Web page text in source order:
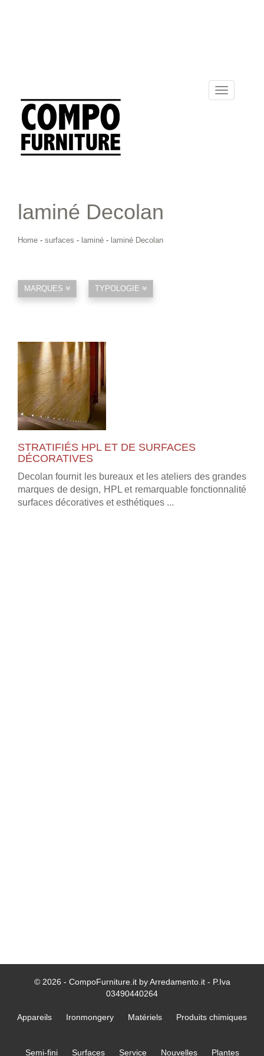
Toggle
navigation
laminé Decolan
Home - surfaces - laminé - laminé Decolan
MARQUES TYPOLOGIE
STRATIFIÉS HPL ET DE SURFACES
DÉCORATIVES
Decolan fournit les bureaux et les ateliers des grandes
marques de design, HPL et remarquable fonctionnalité
surfaces décoratives et esthétiques ...
© 2026 - CompoFurniture.it by Arredamento.it - P.Iva
03490440264
Appareils Ironmongery Matériels Produits chimiques
Semi-fini Surfaces Service Nouvelles Plantes